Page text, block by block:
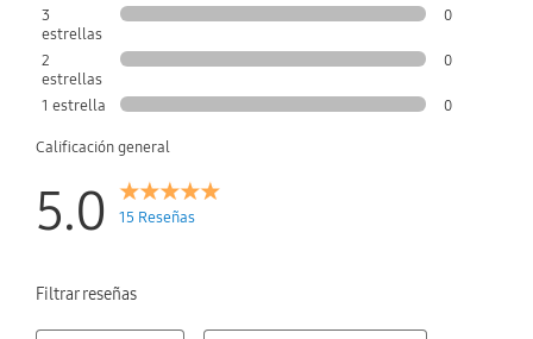
3
estrellas
0
2
estrellas
0
1 estrella 0
Calificación general
5.0 15 Reseñas
Filtrar reseñas